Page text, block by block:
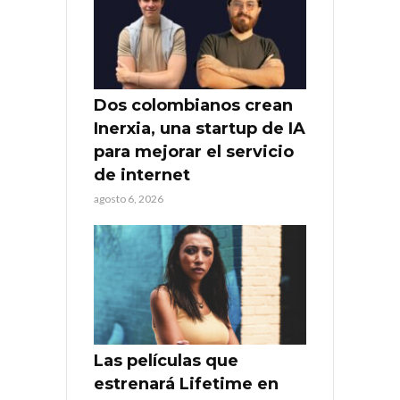
Dos colombianos crean
Inerxia, una startup de IA
para mejorar el servicio
de internet
agosto 6, 2026
Las películas que
estrenará Lifetime en